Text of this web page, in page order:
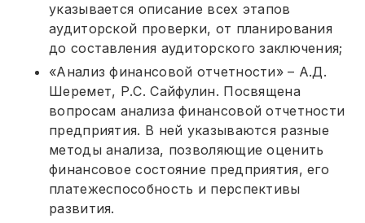
указывается описание всех этапов
аудиторской проверки, от планирования
до составления аудиторского заключения;
«Анализ финансовой отчетности» – А.Д.
Шеремет, Р.С. Сайфулин. Посвящена
вопросам анализа финансовой отчетности
предприятия. В ней указываются разные
методы анализа, позволяющие оценить
финансовое состояние предприятия, его
платежеспособность и перспективы
развития.